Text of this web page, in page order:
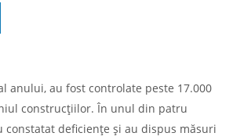
anului, au fost controlate peste 17.000
construcțiilor. În unul din patru
deficiențe și au dispus măsuri